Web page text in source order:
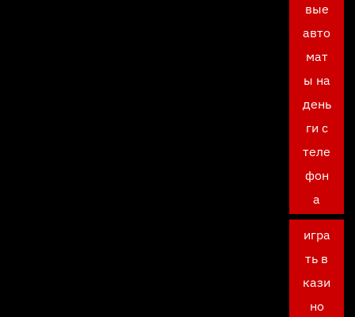
вые
авто
мат
ы на
день
ги с
теле
фон
а
игра
ть в
кази
но